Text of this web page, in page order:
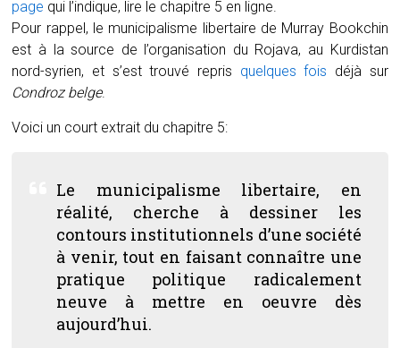
page qui l’indique, lire le chapitre 5 en ligne.
Pour rappel, le municipalisme libertaire de Murray Bookchin
est à la source de l’organisation du Rojava, au Kurdistan
nord-syrien, et s’est trouvé repris quelques fois déjà sur
Condroz belge.
Voici un court extrait du chapitre 5:
Le municipalisme libertaire, en
réalité, cherche à dessiner les
contours institutionnels d’une société
à venir, tout en faisant connaître une
pratique politique radicalement
neuve à mettre en oeuvre dès
aujourd’hui.